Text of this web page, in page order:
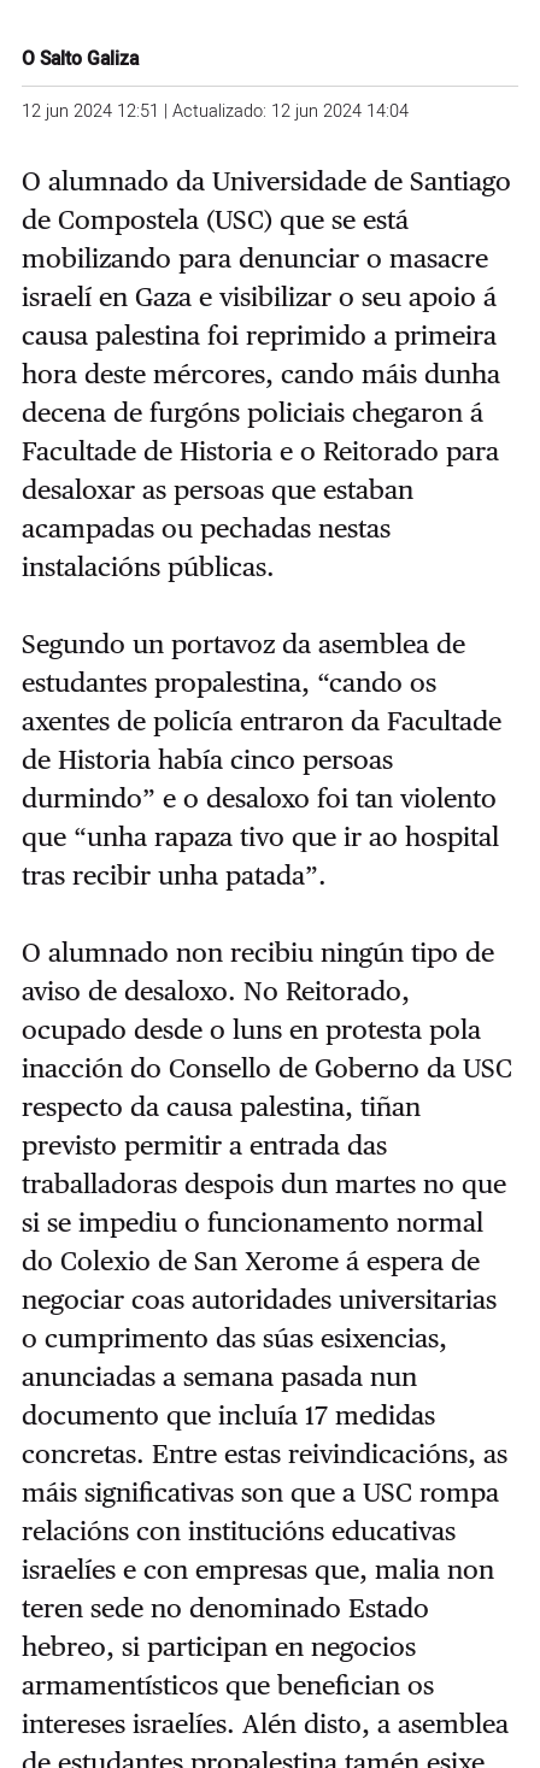
O Salto Galiza
12 jun 2024 12:51 | Actualizado: 12 jun 2024 14:04
O alumnado da Universidade de Santiago
de Compostela (USC) que se está
mobilizando para denunciar o masacre
israelí en Gaza e visibilizar o seu apoio á
causa palestina foi reprimido a primeira
hora deste mércores, cando máis dunha
decena de furgóns policiais chegaron á
Facultade de Historia e o Reitorado para
desaloxar as persoas que estaban
acampadas ou pechadas nestas
instalacións públicas.
Segundo un portavoz da asemblea de
estudantes propalestina, “cando os
axentes de policía entraron da Facultade
de Historia había cinco persoas
durmindo” e o desaloxo foi tan violento
que “unha rapaza tivo que ir ao hospital
tras recibir unha patada”.
O alumnado non recibiu ningún tipo de
aviso de desaloxo. No Reitorado,
ocupado desde o luns en protesta pola
inacción do Consello de Goberno da USC
respecto da causa palestina, tiñan
previsto permitir a entrada das
traballadoras despois dun martes no que
si se impediu o funcionamento normal
do Colexio de San Xerome á espera de
negociar coas autoridades universitarias
o cumprimento das súas esixencias,
anunciadas a semana pasada nun
documento que incluía 17 medidas
concretas. Entre estas reivindicacións, as
máis significativas son que a USC rompa
relacións con institucións educativas
israelíes e con empresas que, malia non
teren sede no denominado Estado
hebreo, si participan en negocios
armamentísticos que benefician os
intereses israelíes. Alén disto, a asemblea